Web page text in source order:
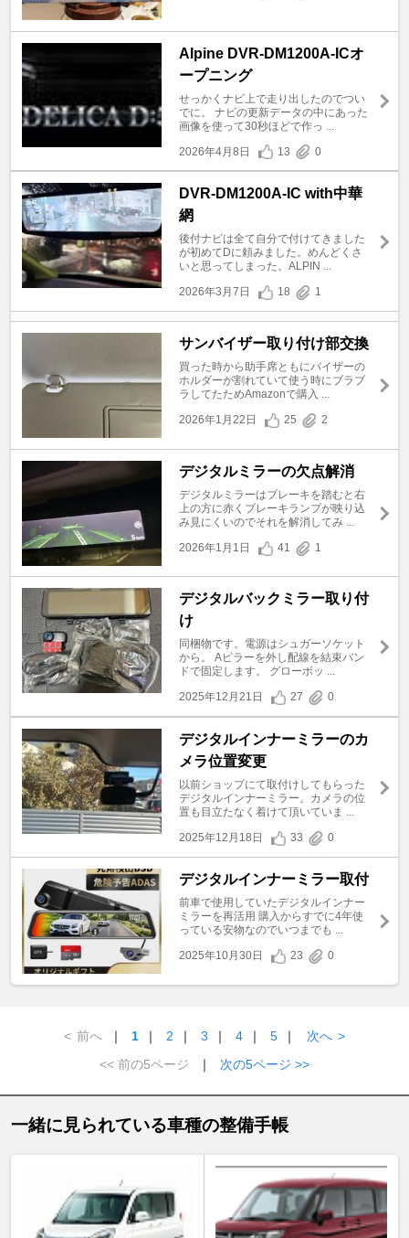
Alpine DVR-DM1200A-ICオ
ープニング
せっかくナビ上で走り出したのでつい
でに。 ナビの更新データの中にあった
画像を使って30秒ほどで作っ ...
2026年4月8日
13 0
DVR-DM1200A-IC with中華
網
後付ナビは全て自分で付けてきました
が初めてDに頼みました。めんどくさ
いと思ってしまった。ALPIN ...
2026年3月7日
18 1
サンバイザー取り付け部交換
買った時から助手席ともにバイザーの
ホルダーが割れていて使う時にブラブ
ラしてたためAmazonで購入 ...
2026年1月22日
25 2
デジタルミラーの欠点解消
デジタルミラーはブレーキを踏むと右
上の方に赤くブレーキランプが映り込
み見にくいのでそれを解消してみ ...
2026年1月1日
41 1
デジタルバックミラー取り付
け
同梱物です。電源はシュガーソケット
から。 Aピラーを外し配線を結束バン
ドで固定します。 グローボッ ...
2025年12月21日
27 0
デジタルインナーミラーのカ
メラ位置変更
以前ショップにて取付けしてもらった
デジタルインナーミラー。カメラの位
置も目立たなく着けて頂いていま ...
2025年12月18日
33 0
デジタルインナーミラー取付
前車で使用していたデジタルインナー
ミラーを再活用 購入からすでに4年使
っている安物なのでいつまでも ...
2025年10月30日
23 0
< 前へ ｜ 1 ｜ 2 ｜ 3 ｜ 4 ｜ 5 ｜ 次へ >
<< 前の5ページ
｜ 次の5ページ >>
一緒に見られている車種の整備手帳